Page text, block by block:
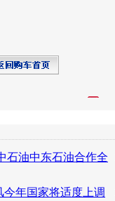
石油中东石油合作全
今年国家将适度上调